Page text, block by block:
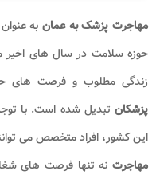
مهاجرت پزشک به عمان به
حوزه سلامت در سال های اخیر
زندگی مطلوب و فرصت های
پزشکان تبدیل شده است. با
این کشور، افراد متخصص می
مهاجرت نه تنها فرصت های